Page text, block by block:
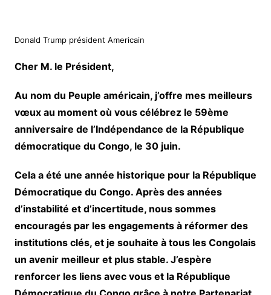
Donald Trump président Americain
Cher M. le Président,
Au nom du Peuple américain, j’offre mes meilleurs
vœux au moment où vous célébrez le 59ème
anniversaire de l’Indépendance de la République
démocratique du Congo, le 30 juin.
Cela a été une année historique pour la République
Démocratique du Congo. Après des années
d’instabilité et d’incertitude, nous sommes
encouragés par les engagements à réformer des
institutions clés, et je souhaite à tous les Congolais
un avenir meilleur et plus stable. J’espère
renforcer les liens avec vous et la République